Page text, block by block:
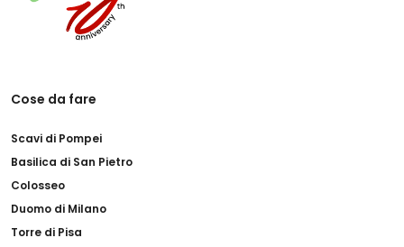
Cose da fare
Scavi di Pompei
Basilica di San Pietro
Colosseo
Duomo di Milano
Torre di Pisa